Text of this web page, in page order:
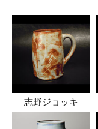
志野ジョッキ